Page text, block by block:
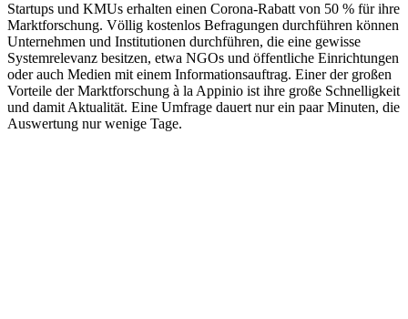
Startups und KMUs erhalten einen Corona-Rabatt von 50 % für ihre
Marktforschung. Völlig kostenlos Befragungen durchführen können
Unternehmen und Institutionen durchführen, die eine gewisse
Systemrelevanz besitzen, etwa NGOs und öffentliche Einrichtungen
oder auch Medien mit einem Informationsauftrag. Einer der großen
Vorteile der Marktforschung à la Appinio ist ihre große Schnelligkeit
und damit Aktualität. Eine Umfrage dauert nur ein paar Minuten, die
Auswertung nur wenige Tage.